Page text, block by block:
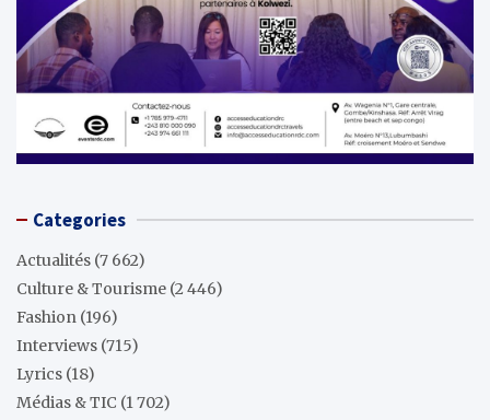
Categories
Actualités (7 662)
Culture & Tourisme (2 446)
Fashion (196)
Interviews (715)
Lyrics (18)
Médias & TIC (1 702)